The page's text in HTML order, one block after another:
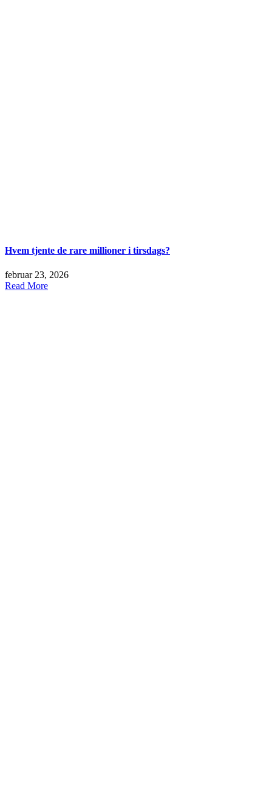
Hvem tjente de rare millioner i tirsdags?
februar 23, 2026
Read More